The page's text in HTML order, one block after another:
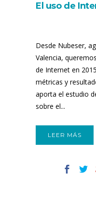
El uso de
Desde Nubeser,
Valencia,
de Internet en
métricas y
aporta el estudio
sobre el...
LEER MÁS